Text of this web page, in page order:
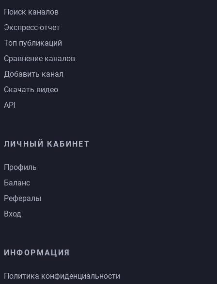
Поиск каналов
Экспресс-отчет
Топ публикаций
Сравнение каналов
Добавить канал
Скачать видео
API
ЛИЧНЫЙ КАБИНЕТ
Профиль
Баланс
Рефералы
Вход
ИНФОРМАЦИЯ
Политика конфиденциальности